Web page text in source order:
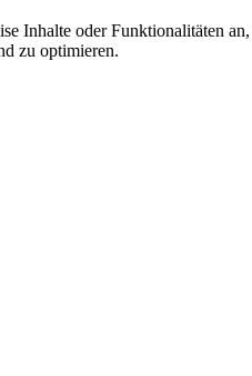
Inhalte oder Funktionalitäten
zu optimieren.